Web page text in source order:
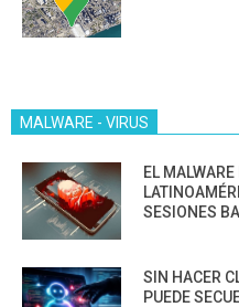
MALWARE - VIRUS
EL
SESIONES
SIN HACER
PUEDE